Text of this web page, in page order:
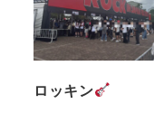
ロッキン